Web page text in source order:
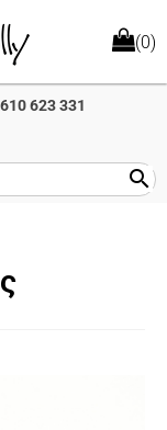
(0)
623 331
search